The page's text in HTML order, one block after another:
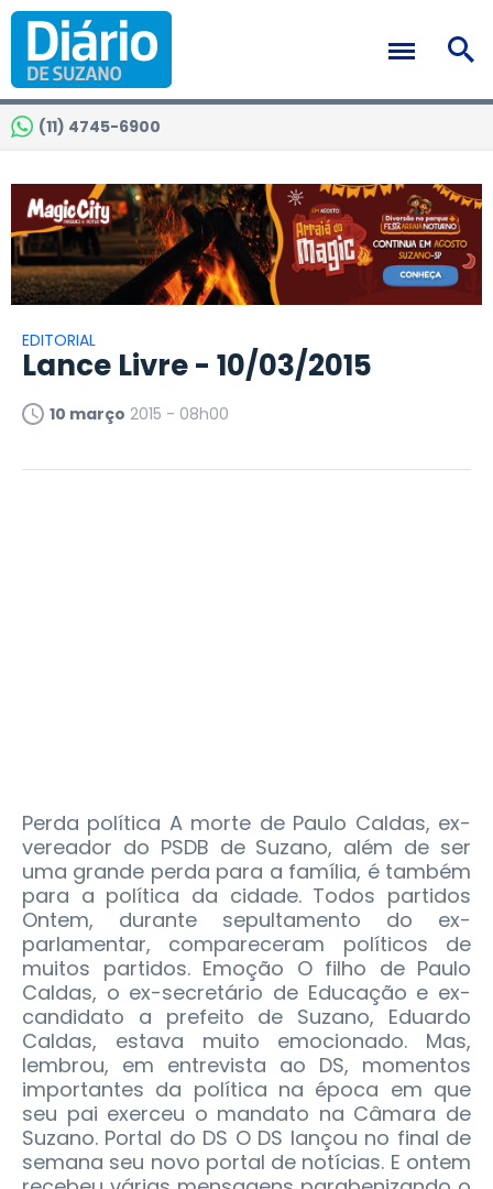
(11) 4745-6900
EDITORIAL
Lance Livre - 10/03/2015
10 março 2015 - 08h00
Perda política A morte de Paulo Caldas, ex-
vereador do PSDB de Suzano, além de ser
uma grande perda para a família, é também
para a política da cidade. Todos partidos
Ontem, durante sepultamento do ex-
parlamentar, compareceram políticos de
muitos partidos. Emoção O filho de Paulo
Caldas, o ex-secretário de Educação e ex-
candidato a prefeito de Suzano, Eduardo
Caldas, estava muito emocionado. Mas,
lembrou, em entrevista ao DS, momentos
importantes da política na época em que
seu pai exerceu o mandato na Câmara de
Suzano. Portal do DS O DS lançou no final de
semana seu novo portal de notícias. E ontem